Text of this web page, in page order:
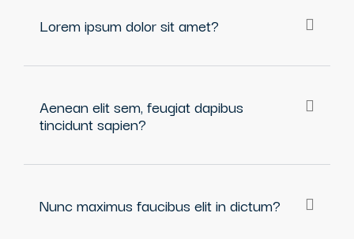
Lorem ipsum dolor sit amet?
Aenean elit sem, feugiat dapibus
tincidunt sapien?
Nunc maximus faucibus elit in dictum?